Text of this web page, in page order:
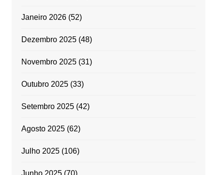
Janeiro 2026(52)
Dezembro 2025(48)
Novembro 2025(31)
Outubro 2025(33)
Setembro 2025(42)
Agosto 2025(62)
Julho 2025(106)